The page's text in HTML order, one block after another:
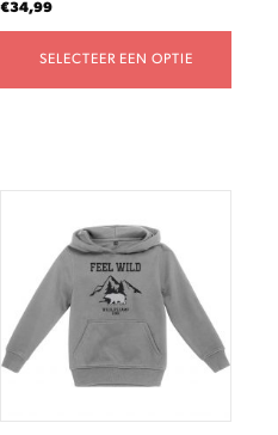
€34,99
SELECTEER EEN OPTIE
meerdere
variaties.
Deze
optie